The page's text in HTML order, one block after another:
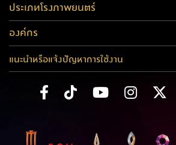
ประเภทโรงภาพยนตร์
องค์กร
แนะนำหรือแจ้งปัญหาการใช้งาน